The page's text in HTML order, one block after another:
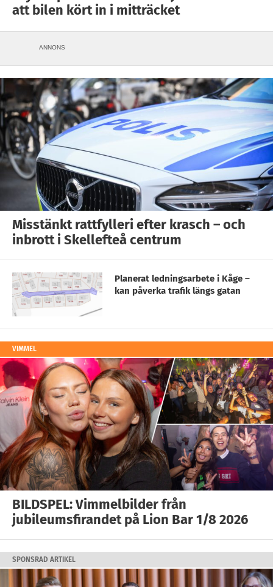
att bilen kört in i mitträcket
ANNONS
Misstänkt rattfylleri efter krasch – och
inbrott i Skellefteå centrum
Planerat ledningsarbete i Kåge –
kan påverka trafik längs gatan
VIMMEL
BILDSPEL: Vimmelbilder från
jubileumsfirandet på Lion Bar 1/8 2026
SPONSRAD ARTIKEL